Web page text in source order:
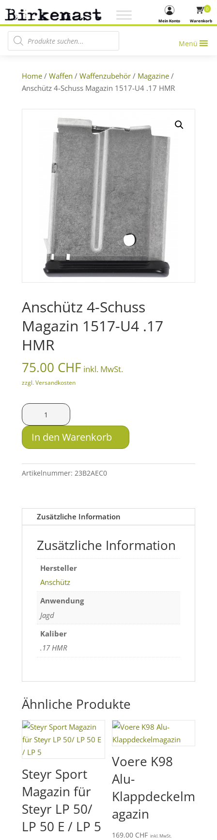
Warenkorb
0
Mein Konto
Products search
Menü
Home/ Waffen / Waffenzubehör/ Magazine/
Anschütz 4-Schuss Magazin 1517-U4 .17 HMR
Anschütz 4-Schuss
Magazin 1517-U4 .17
HMR
75.00 CHF inkl. MwSt.
zzgl. Versandkosten
Anschütz
4-
Schuss
Magazin
U4
Menge
In den Warenkorb
Artikelnummer: 23B2AEC0
Zusätzliche Information
Zusätzliche Information
Hersteller
Anschütz
Anwendung
Jagd
Kaliber
.17 HMR
Ähnliche Produkte
Steyr Sport
Magazin für
Steyr LP 50/
LP 50 E / LP 5
Voere K98
Alu-
Klappdeckelm
agazin
169.00 CHF inkl. MwSt.